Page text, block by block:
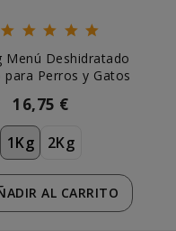
Menú Deshidratado
para Perros y Gatos
16,75 €
1Kg 2Kg
AL CARRITO